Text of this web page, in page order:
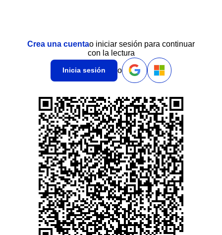
Crea una cuentao iniciar sesión para continuar
con la lectura
Inicia sesión o